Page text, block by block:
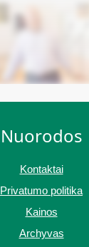
Nuorodos
Kontaktai
Privatumo politika
Kainos
Archyvas